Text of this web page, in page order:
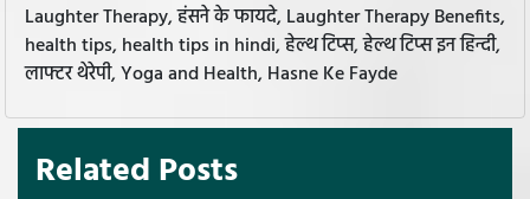
Laughter Therapy, हंसने के फायदे, Laughter Therapy Benefits,
health tips, health tips in hindi, हेल्थ टिप्स, हेल्थ टिप्स इन हिन्दी,
लाफ्टर थेरेपी, Yoga and Health, Hasne Ke Fayde
Related Posts